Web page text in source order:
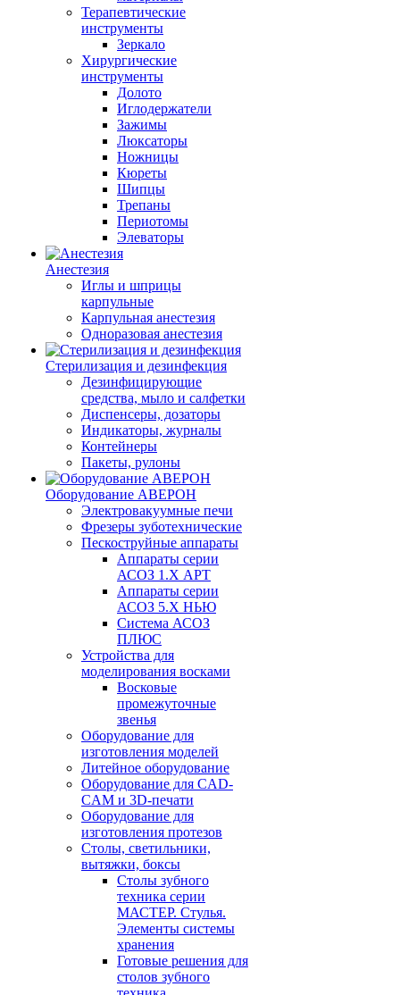
Терапевтические
инструменты
Зеркало
Хирургические
инструменты
Долото
Иглодержатели
Зажимы
Люксаторы
Ножницы
Кюреты
Шипцы
Трепаны
Периотомы
Элеваторы
Анестезия
Иглы и шприцы
карпульные
Карпульная анестезия
Одноразовая анестезия
Стерилизация и дезинфекция
Дезинфицирующие
средства, мыло и салфетки
Диспенсеры, дозаторы
Индикаторы, журналы
Контейнеры
Пакеты, рулоны
Оборудование АВЕРОН
Электровакуумные печи
Фрезеры зуботехнические
Пескоструйные аппараты
Аппараты серии
АСОЗ 1.Х АРТ
Аппараты серии
АСОЗ 5.Х НЬЮ
Система АСОЗ
ПЛЮС
Устройства для
моделирования восками
Восковые
промежуточные
звенья
Оборудование для
изготовления моделей
Литейное оборудование
Оборудование для CAD-
CAM и 3D-печати
Оборудование для
изготовления протезов
Cтолы, светильники,
вытяжки, боксы
Столы зубного
техника серии
МАСТЕР. Стулья.
Элементы системы
хранения
Готовые решения для
столов зубного